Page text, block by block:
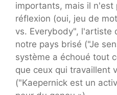
importants, mais il n'est
réflexion (oui, jeu de
vs. Everybody", l'artiste
notre pays brisé ("Je
système a échoué tout
que ceux qui travaillent
("Kaepernick est un